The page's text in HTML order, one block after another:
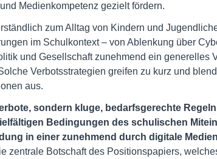
Medienkompetenz gezielt fördern.
zum Alltag von Kindern und
im Schulkontext – von Ablenkung über
und Gesellschaft zunehmend ein generelles
Verbotsstrategien greifen zu kurz und
aus.
sondern kluge, bedarfsgerechte
Bedingungen des schulischen
in einer zunehmend durch digitale
zentrale Botschaft des Positionspapiers,